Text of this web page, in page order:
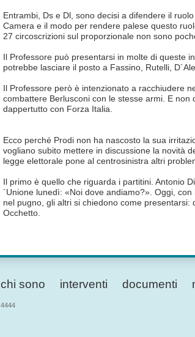
Entrambi, Ds e Dl, sono decisi a difendere il
Camera e il modo per rendere palese questo
27 circoscrizioni sul proporzionale non sono
Il Professore può presentarsi in molte di queste
potrebbe lasciare il posto a Fassino, Rutelli,
Il Professore però è intenzionato a racchiudere
combattere Berlusconi con le stesse armi. E non
dappertutto con Forza Italia.
Ecco perché Prodi non ha nascosto la sua
vogliano subito mettere in discussione la novità
legge elettorale pone al centrosinistra altri
Il primo è quello che riguarda i partitini. Antonio
´Unione lunedì: «Noi dove andiamo?». Oggi,
nel pugno, gli altri si chiedono come
Occhetto.
chi sono interventi documenti
4444